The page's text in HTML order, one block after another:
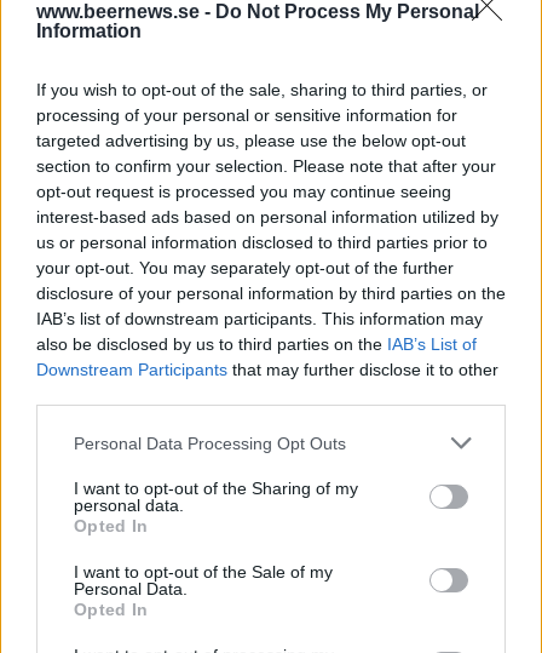
www.beernews.se - Do Not Process My Personal
Information
If you wish to opt-out of the sale, sharing to third parties, or
processing of your personal or sensitive information for
targeted advertising by us, please use the below opt-out
section to confirm your selection. Please note that after your
opt-out request is processed you may continue seeing
interest-based ads based on personal information utilized by
us or personal information disclosed to third parties prior to
your opt-out. You may separately opt-out of the further
disclosure of your personal information by third parties on the
IAB’s list of downstream participants. This information may
also be disclosed by us to third parties on the IAB’s List of
Downstream Participants that may further disclose it to other
Personal Data Processing Opt Outs
I want to opt-out of the Sharing of my
personal data.
Opted In
I want to opt-out of the Sale of my
Personal Data.
Opted In
Regeringens beslut handlade främst om allmänna
sammankomster, men även de åtgärder som ligger
också. Däribland då öppettiderna för restauranger.
Därmed försvinner det hopp om lättade
restriktioner, främst vad gäller öppettider som fanns
hos restauranger och barer runt om i Sverige.